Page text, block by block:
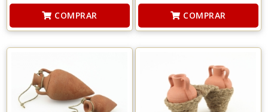
COMPRAR COMPRAR